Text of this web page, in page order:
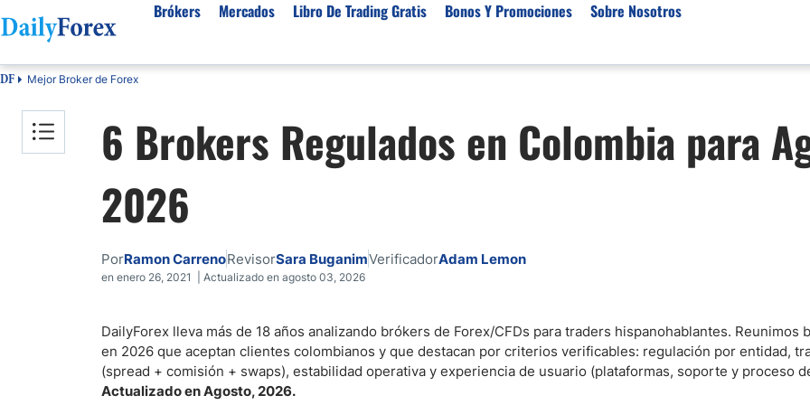
Brókers
España
Argentina
Rep. Dominicana
Mexico
Costa Rica
Guatemala
El Salvador
Brokers Regulados
Brokers Para Scalping
Brokers por Categoría
Lista de Mejores Prop
Empresas de Fondeo
Mercados
Divisas
USD/JPY
EUR/USD
USD/PEN
Materias Primas
Oro (XAU/USD)
Plata (XAG/USD)
Petróleo WTI
Todas las Materias Primas
Indices
Análisis Forex
Señales Forex Gratis
Libro De Trading Gratis Bonos Y Promociones Sobre Nosotros
Sobre Nosotros
Política editorial
Cómo generamos ingresos
Nuestra metodología
Por qué confiar en nosotros
DF Mejor Broker de Forex
6 Brokers Regulados en Colombia para
2026
PorRamon CarrenoRevisorSara BuganimVerificadorAdam Lemon
en enero 26, 2021 | Actualizado en agosto 03, 2026
DailyForex lleva más de 18 años analizando brókers de Forex/CFDs para traders hispanohablantes. Reunimos
en 2026 que aceptan clientes colombianos y que destacan por criterios verificables: regulación por entidad,
(spread + comisión + swaps), estabilidad operativa y experiencia de usuario (plataformas, soporte y proceso
Actualizado en Agosto, 2026.